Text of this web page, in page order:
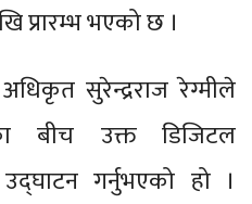
प्रारम्भ भएको छ ।
सुरेन्द्रराज रेग्मीले
बीच उक्त डिजिटल
उद्घाटन गर्नुभएको हो ।